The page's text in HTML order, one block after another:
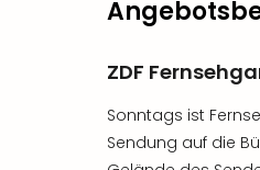
ZDF
Sonntags ist
Sendung auf die